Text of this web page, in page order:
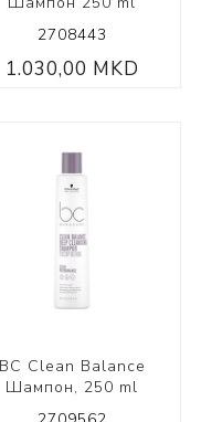
2708443
1.030,00 MKD
BC Clean Balance
Шампон, 250 ml